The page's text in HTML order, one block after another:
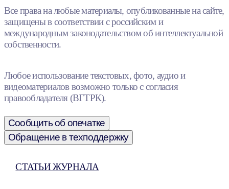
Все права на любые материалы, опубликованные на сайте,
защищены в соответствии с российским и
международным законодательством об интеллектуальной
собственности.
Любое использование текстовых, фото, аудио и
видеоматериалов возможно только с согласия
правообладателя (ВГТРК).
Сообщить об опечатке
Обращение в техподдержку
СТАТЬИ ЖУРНАЛА